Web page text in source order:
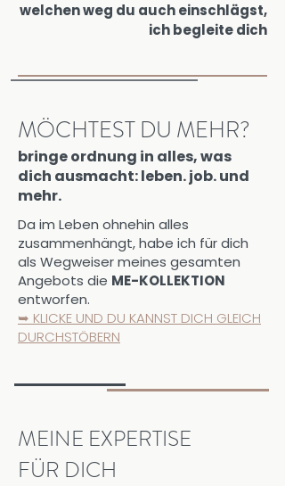
welchen weg du auch einschlägst,
ich begleite dich
MÖCHTEST DU MEHR?
bringe ordnung in alles, was
dich ausmacht: leben.job. und
mehr.
Da im Leben ohnehin alles
zusammenhängt, habe ich für dich
als Wegweiser meines gesamten
Angebots die ME-KOLLEKTION
entworfen.
➥ KLICKE UND DU KANNST DICH GLEICH
DURCHSTÖBERN
MEINE EXPERTISE
FÜR DICH